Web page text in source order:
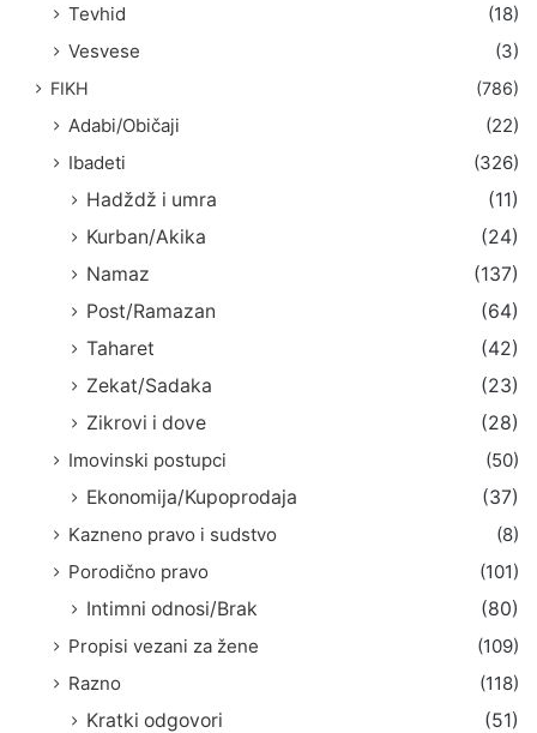
Tevhid
(18)
Vesvese
(3)
FIKH (786)
Adabi/Običaji
(22)
Ibadeti
(326)
Hadždž i umra
(11)
Kurban/Akika
(24)
Namaz
(137)
Post/Ramazan
(64)
Taharet
(42)
Zekat/Sadaka
(23)
Zikrovi i dove
(28)
Imovinski postupci
(50)
Ekonomija/Kupoprodaja
(37)
Kazneno pravo i sudstvo
(8)
Porodično pravo
(101)
Intimni odnosi/Brak
(80)
Propisi vezani za žene
(109)
Razno
(118)
Kratki odgovori
(51)